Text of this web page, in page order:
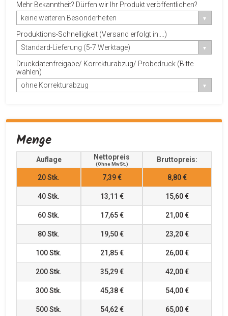
Mehr Bekanntheit? Dürfen wir Ihr Produkt veröffentlichen?
keine weiteren Besonderheiten
Produktions-Schnelligkeit (Versand erfolgt in....)
Standard-Lieferung (5-7 Werktage)
Druckdatenfreigabe/ Korrekturabzug/ Probedruck (Bitte
wählen)
ohne Korrekturabzug
Menge
Auflage Nettopreis
(ohne MwSt.)
Bruttopreis:
20Stk. 7,39 € 8,80 €
40Stk. 13,11 € 15,60 €
60Stk. 17,65 € 21,00 €
80Stk. 19,50 € 23,20 €
100Stk. 21,85 € 26,00 €
200Stk. 35,29 € 42,00 €
300Stk. 45,38 € 54,00 €
500Stk. 54,62 € 65,00 €